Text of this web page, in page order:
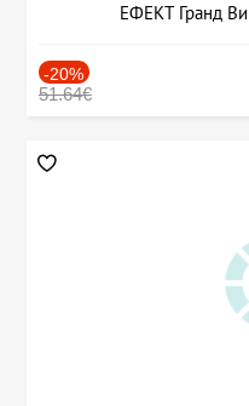
ЕФЕКТ Гранд
-20%
51.64€